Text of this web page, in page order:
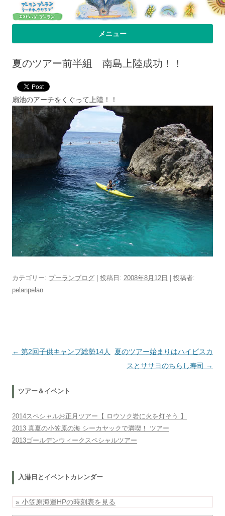
プーラン・プーラン｜小笠原父島 シ
ーカヤック 宿
小笠原父島のシーカヤックスクール＆ツアー「プーランプーランシーカ
ヤッククラブ」、森のコテージのお宿の「プーランビレッジ」のHPへよ
メニュー
夏のツアー前半組 南島上陸成功！！
扇池のアーチをくぐって上陸！！
カテゴリー: プーランブログ | 投稿日: 2008年8月12日
投稿者:
pelanpelan
投稿ナビゲーション
← 第2回子供キャンプ総勢14人
夏のツアー始まりはハイビスカ
スとササヨのちらし寿司 →
ツアー＆イベント
2014スペシャルお正月ツアー【 ロウソク岩に火を灯そう 】
2013 真夏の小笠原の海 シーカヤックで満喫！ ツアー
2013ゴールデンウィークスペシャルツアー
入港日とイベントカレンダー
» 小笠原海運HPの時刻表を見る